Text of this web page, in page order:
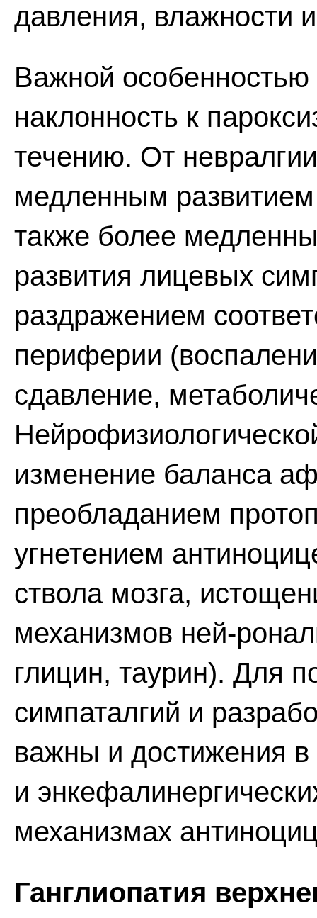
давления, влажности
Важной особенностью
наклонность к
течению. От
медленным
также более
развития лицевых
раздражением
периферии
сдавление,
изменение баланса
преобладанием
угнетением
ствола мозга,
механизмов ней-
глицин, таурин). Для
симпаталгий и
важны и достижения
и
механизмах
Ганглиопатия